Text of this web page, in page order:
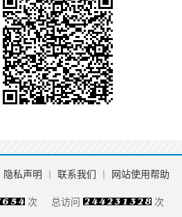
隐私声明 联系我们 网站使用帮助
次 总访问 次